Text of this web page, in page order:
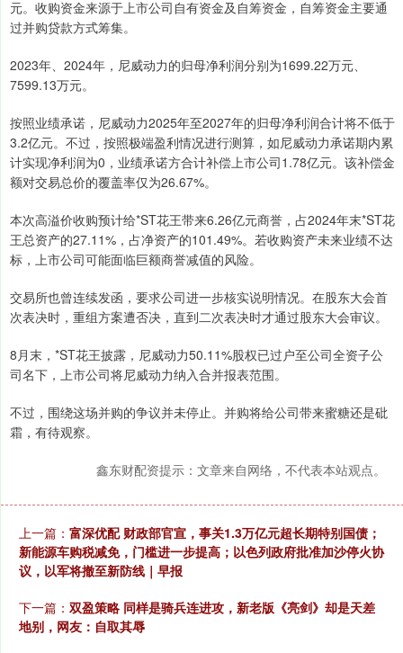
元。收购资金来源于上市公司自有资金及自筹资金，自筹资金主要通
过并购贷款方式筹集。
2023年、2024年，尼威动力的归母净利润分别为1699.22万元、
7599.13万元。
按照业绩承诺，尼威动力2025年至2027年的归母净利润合计将不低于
3.2亿元。不过，按照极端盈利情况进行测算，如尼威动力承诺期内累
计实现净利润为0，业绩承诺方合计补偿上市公司1.78亿元。该补偿金
额对交易总价的覆盖率仅为26.67%。
本次高溢价收购预计给*ST花王带来6.26亿元商誉，占2024年末*ST花
王总资产的27.11%，占净资产的101.49%。若收购资产未来业绩不达
标，上市公司可能面临巨额商誉减值的风险。
交易所也曾连续发函，要求公司进一步核实说明情况。在股东大会首
次表决时，重组方案遭否决，直到二次表决时才通过股东大会审议。
8月末，*ST花王披露，尼威动力50.11%股权已过户至公司全资子公
司名下，上市公司将尼威动力纳入合并报表范围。
不过，围绕这场并购的争议并未停止。并购将给公司带来蜜糖还是砒
霜，有待观察。
鑫东财配资提示：文章来自网络，不代表本站观点。
上一篇： 富深优配 财政部官宣，事关1.3万亿元超长期特别国债；
新能源车购税减免，门槛进一步提高；以色列政府批准加沙停火协
议，以军将撤至新防线｜早报
下一篇： 双盈策略 同样是骑兵连进攻，新老版《亮剑》却是天差
地别，网友：自取其辱